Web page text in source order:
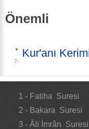
Önemli
Kur'anı
1 - Fatiha Suresi
2 - Bakara Suresi
3 - Âli İmrân Suresi